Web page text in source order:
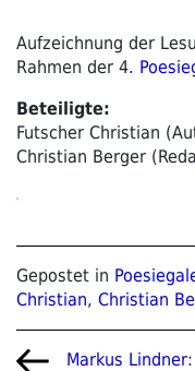
Aufzeichnung der
Rahmen der 4.
Beteiligte:
Futscher Christian
Christian Berger
Gepostet in
Christian, Christian
VorherigerMarkus Lindner: